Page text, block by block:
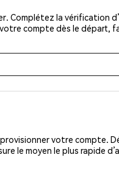
Complétez la vérification
compte dès le départ,
votre compte.
le moyen le plus rapide